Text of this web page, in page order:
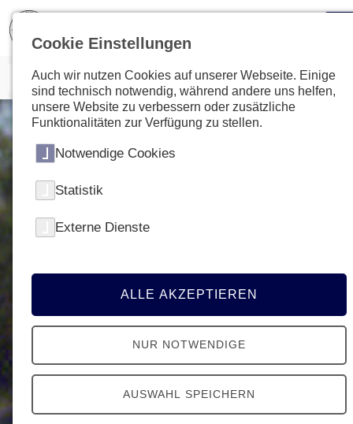
Cookie Einstellungen
Auch wir nutzen Cookies auf unserer Webseite. Einige
sind technisch notwendig, während andere uns helfen,
unsere Website zu verbessern oder zusätzliche
Funktionalitäten zur Verfügung zu stellen.
Notwendige Cookies
Statistik
Externe Dienste
ALLE AKZEPTIEREN
NUR NOTWENDIGE
AUSWAHL SPEICHERN